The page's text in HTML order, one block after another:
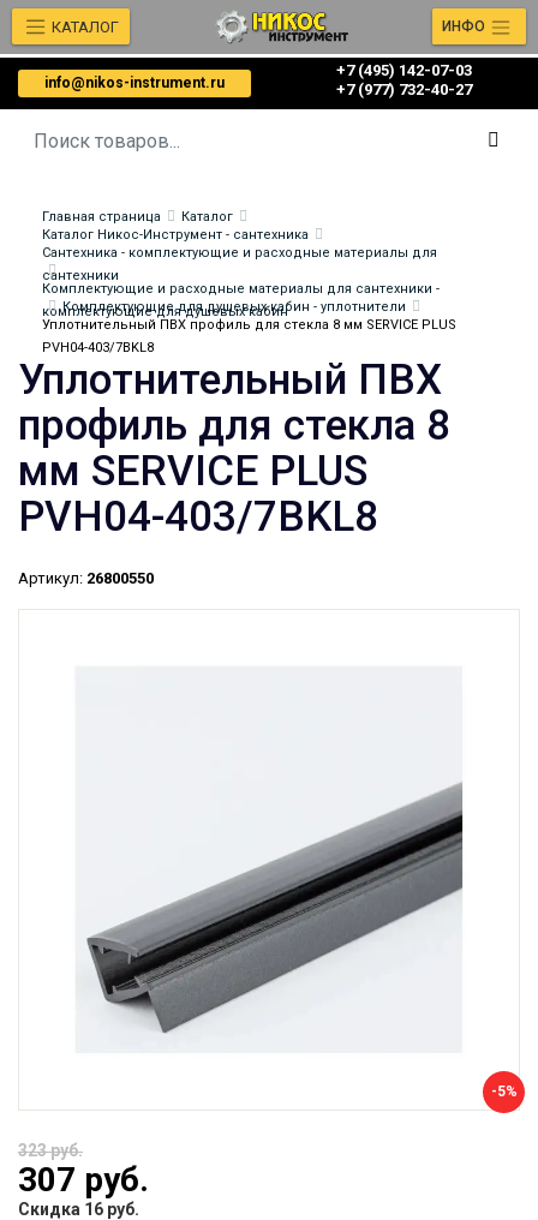
info@nikos-instrument.ru
+7 (495) 142-07-03
‎‎+7 (977) 732-40-27
КАТАЛОГ ИНФО
Главная страница
Каталог
Каталог Никос-Инструмент - сантехника
Сантехника - комплектующие и расходные материалы для
сантехники
Комплектующие и расходные материалы для сантехники -
комплектующие для душевых кабин
Комплектующие для душевых кабин - уплотнители
Уплотнительный ПВХ профиль для стекла 8 мм SERVICE PLUS
PVH04-403/7BKL8
Уплотнительный ПВХ
профиль для стекла 8
мм SERVICE PLUS
PVH04-403/7BKL8
Артикул: 26800550
-5%
323 руб.
307 руб.
Скидка 16 руб.